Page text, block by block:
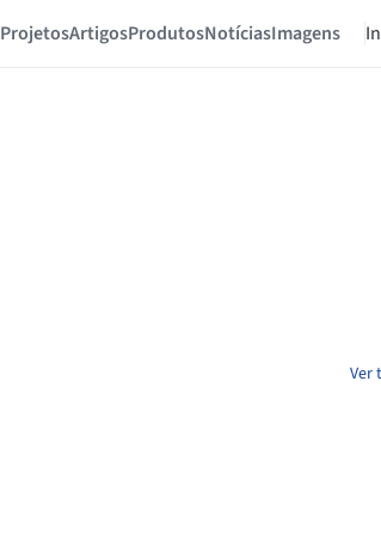
ProjetosArtigosProdutosNotíciasImagens
Ver